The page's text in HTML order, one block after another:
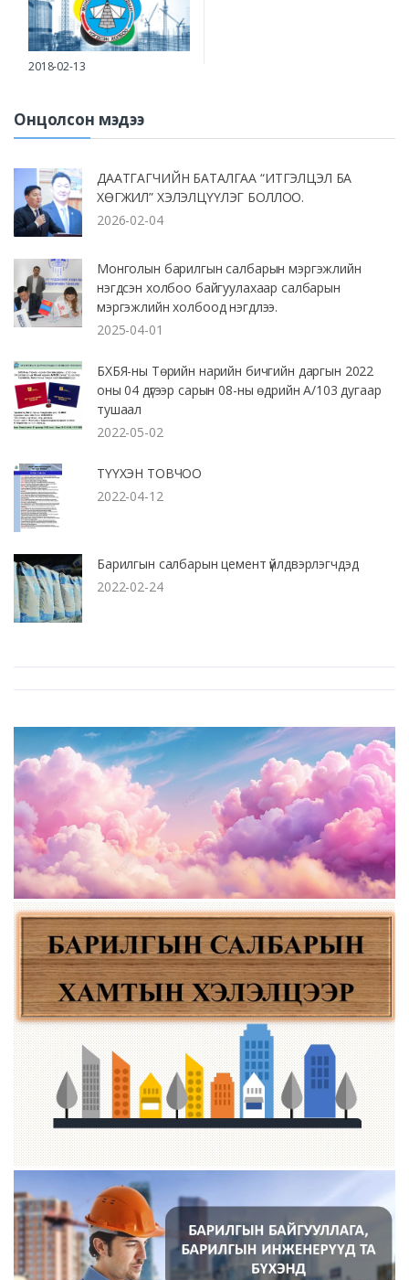
2018-02-13
Онцолсон мэдээ
ДААТГАГЧИЙН БАТАЛГАА “ИТГЭЛЦЭЛ БА
ХӨГЖИЛ” ХЭЛЭЛЦҮҮЛЭГ БОЛЛОО.
2026-02-04
Монголын барилгын салбарын мэргэжлийн
нэгдсэн холбоо байгуулахаар салбарын
мэргэжлийн холбоод нэгдлээ.
2025-04-01
БХБЯ-ны Төрийн нарийн бичгийн даргын 2022
оны 04 дүгээр сарын 08-ны өдрийн А/103 дугаар
тушаал
2022-05-02
ТҮҮХЭН ТОВЧОО
2022-04-12
Барилгын салбарын цемент үйлдвэрлэгчдэд
2022-02-24